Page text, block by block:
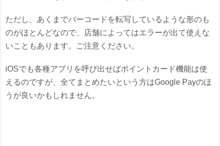
ただし、あくまでバーコードを転写しているような形のも
のがほとんどなので、店舗によってはエラーが出て使えな
いこともあります。ご注意ください。
iOSでも各種アプリを呼び出せばポイントカード機能は使
えるのですが、全てまとめたいという方はGoogle Payのほ
うが良いかもしれません。